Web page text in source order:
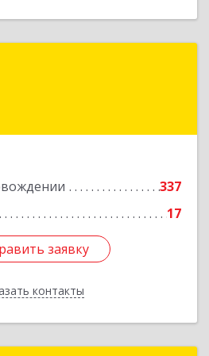
337
17
заявку
контакты
г, Правды ул, дом №
заявку
Назад